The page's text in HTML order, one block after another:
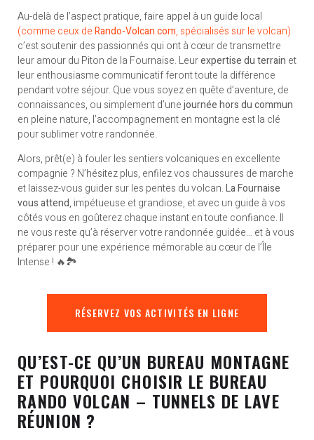
Au-delà de l’aspect pratique, faire appel à un guide local
(comme ceux deRando-Volcan.com, spécialisés sur le volcan)
c’est soutenir des passionnés qui ont à cœur de transmettre
leur amour du Piton de la Fournaise. Leurexpertise du terrain et
leur enthousiasme communicatif feront toute la différence
pendant votre séjour. Que vous soyez en quête d’aventure, de
connaissances, ou simplement d’unejournée hors du commun
en pleine nature, l’accompagnement en montagne est la clé
pour sublimer votre randonnée.
Alors, prêt(e) à fouler les sentiers volcaniques en excellente
compagnie ? N’hésitez plus, enfilez vos chaussures de marche
et laissez-vous guider sur les pentes du volcan.La Fournaise
vous attend, impétueuse et grandiose, et avec un guide à vos
côtés vous en goûterez chaque instant en toute confiance. Il
ne vous reste qu’à réserver votre randonnée guidée… et à vous
préparer pour une expérience mémorable au cœur de l’Île
Intense ! 🔥🏞️
RÉSERVEZ VOS ACTIVITÉS EN LIGNE
QU’EST-CE QU’UN BUREAU MONTAGNE
ET POURQUOI CHOISIR LE BUREAU
RANDO VOLCAN – TUNNELS DE LAVE
RÉUNION ?